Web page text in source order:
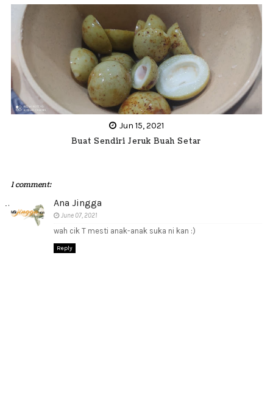
Jun 15, 2021
Buat Sendiri Jeruk Buah Setar
1 comment:
Ana Jingga
June 07, 2021
wah cik T mesti anak-anak suka ni kan :)
Reply